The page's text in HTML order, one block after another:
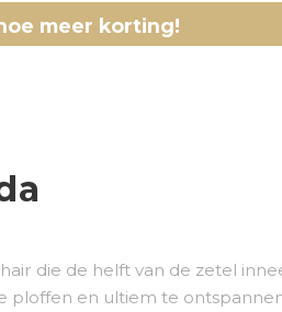
korting!
die de helft van de zetel
ploffen en ultiem te